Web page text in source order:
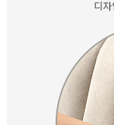
디